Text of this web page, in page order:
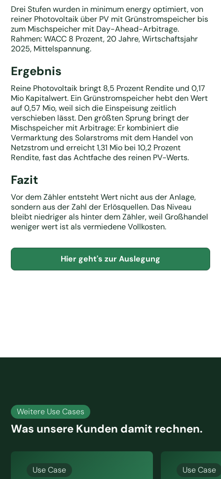
Drei Stufen wurden in minimum energy optimiert, von
reiner Photovoltaik über PV mit Grünstromspeicher bis
zum Mischspeicher mit Day-Ahead-Arbitrage.
Rahmen: WACC 8 Prozent, 20 Jahre, Wirtschaftsjahr
2025, Mittelspannung.
Ergebnis
Reine Photovoltaik bringt 8,5 Prozent Rendite und 0,17
Mio Kapitalwert. Ein Grünstromspeicher hebt den Wert
auf 0,57 Mio, weil sich die Einspeisung zeitlich
verschieben lässt. Den größten Sprung bringt der
Mischspeicher mit Arbitrage: Er kombiniert die
Vermarktung des Solarstroms mit dem Handel von
Netzstrom und erreicht 1,31 Mio bei 10,2 Prozent
Rendite, fast das Achtfache des reinen PV-Werts.
Fazit
Vor dem Zähler entsteht Wert nicht aus der Anlage,
sondern aus der Zahl der Erlösquellen. Das Niveau
bleibt niedriger als hinter dem Zähler, weil Großhandel
weniger wert ist als vermiedene Vollkosten.
Hier geht's zur Auslegung
Weitere Use Cases
Was unsere Kunden damit rechnen.
Use Case Use Case